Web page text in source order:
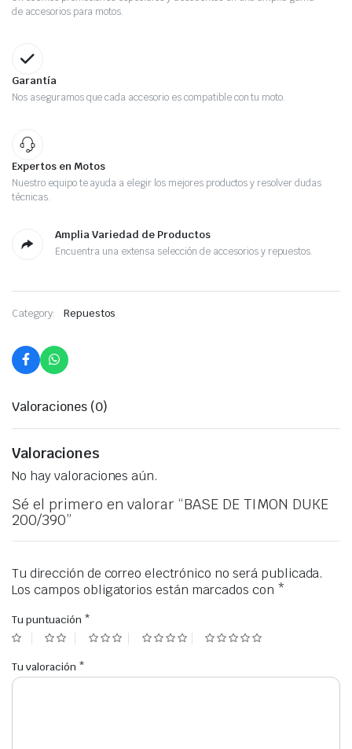
de accesorios para motos.
Garantía
Nos aseguramos que cada accesorio es compatible con tu moto.
Expertos en Motos
Nuestro equipo te ayuda a elegir los mejores productos y resolver dudas
técnicas.
Amplia Variedad de Productos
Encuentra una extensa selección de accesorios y repuestos.
Category: Repuestos
Valoraciones (0)
Valoraciones
No hay valoraciones aún.
Sé el primero en valorar “BASE DE TIMON DUKE
200/390”
Tu dirección de correo electrónico no será publicada.
Los campos obligatorios están marcados con *
Tu puntuación *
Tu valoración *